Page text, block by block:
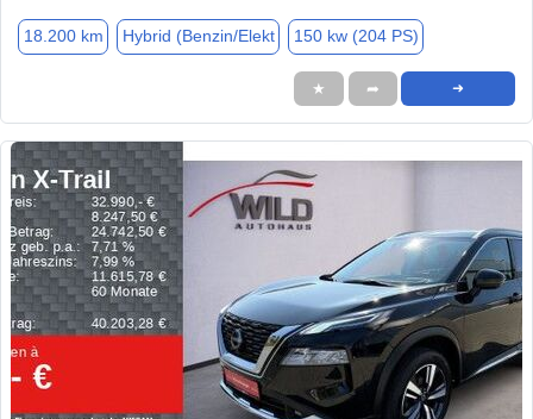
18.200 km Hybrid (Benzin/Elekt 150 kw (204 PS)
★ ➦ ➜